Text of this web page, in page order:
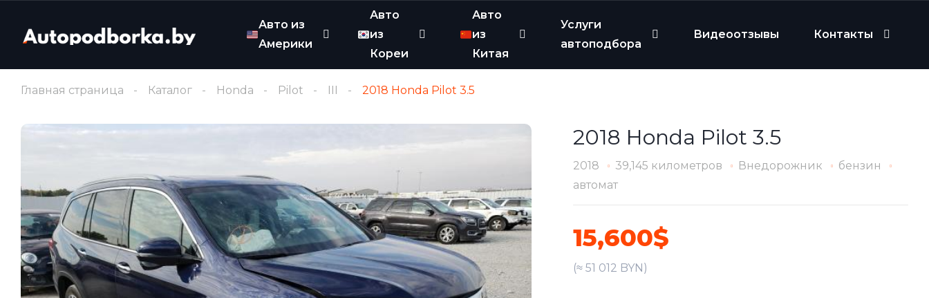
Авто из
Америки
Авто
из
Кореи
Авто
из
Китая
Услуги
автоподбора
Видеоотзывы Контакты
Главная страница Каталог Honda Pilot III 2018 Honda Pilot 3.5
2018 Honda Pilot 3.5
2018 39,145 километров Внедорожник
бензин
автомат
15,600$
(≈ 51 012 BYN)